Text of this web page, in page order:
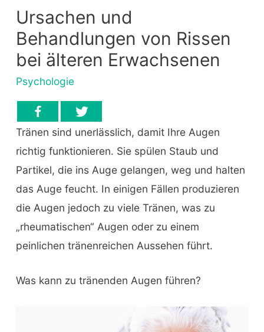
Ursachen und
Behandlungen von Rissen
bei älteren Erwachsenen
Psychologie
Tränen sind unerlässlich, damit Ihre Augen
richtig funktionieren. Sie spülen Staub und
Partikel, die ins Auge gelangen, weg und halten
das Auge feucht. In einigen Fällen produzieren
die Augen jedoch zu viele Tränen, was zu
„rheumatischen“ Augen oder zu einem
peinlichen tränenreichen Aussehen führt.
Was kann zu tränenden Augen führen?